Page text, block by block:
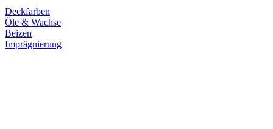
Deckfarben
Öle & Wachse
Beizen
Imprägnierung